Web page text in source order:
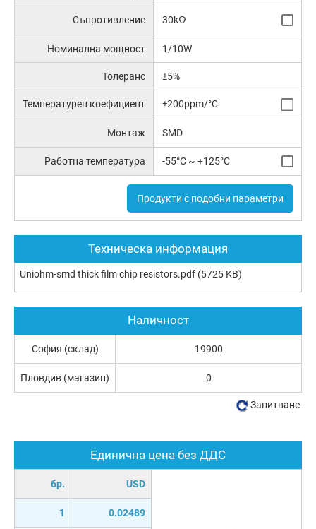
Съпротивление 30kΩ
Номинална мощност 1/10W
Толеранс ±5%
Температурен коефициент ±200ppm/°C
Монтаж SMD
Работна температура -55°C ~ +125°C
Продукти с подобни параметри
Техническа информация
Uniohm-smd thick film chip resistors.pdf (5725 KB)
Единична цена без ДДС
бр. USD
1 0.02489
Наличност
София (склад) 19900
Пловдив (магазин) 0
Запитване